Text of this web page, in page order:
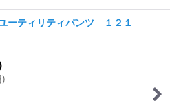
ーティリティパンツ １２１
)